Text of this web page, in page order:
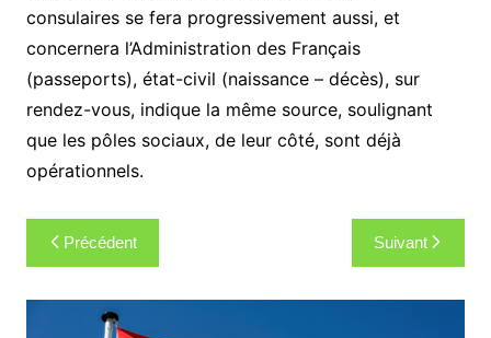
consulaires se fera progressivement aussi, et
concernera l’Administration des Français
(passeports), état-civil (naissance – décès), sur
rendez-vous, indique la même source, soulignant
que les pôles sociaux, de leur côté, sont déjà
opérationnels.
Navigation
de
l’article
Précédent Suivant